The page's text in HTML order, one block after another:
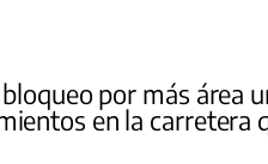
por más área
en la carretera